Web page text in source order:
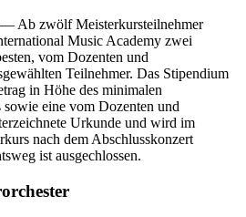
— Ab zwölf Meisterkursteilnehmer
Music Academy zwei
vom Dozenten und
Teilnehmer. Das Stipendium
in Höhe des minimalen
sowie eine vom Dozenten und
Urkunde und wird im
nach dem Abschlusskonzert
ist ausgechlossen.